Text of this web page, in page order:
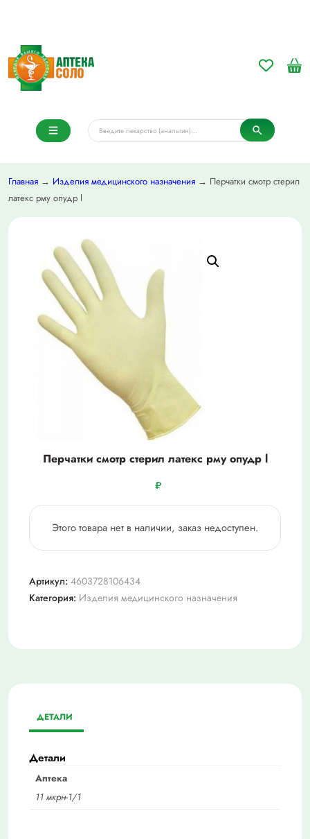
Главная → Изделия медицинского назначения → Перчатки смотр стерил
латекс рму опудр l
Перчатки смотр стерил латекс рму опудр l
₽
Этого товара нет в наличии, заказ недоступен.
Артикул: 4603728106434
Категория: Изделия медицинского назначения
ДЕТАЛИ
Детали
Аптека
11 мкрн-1/1